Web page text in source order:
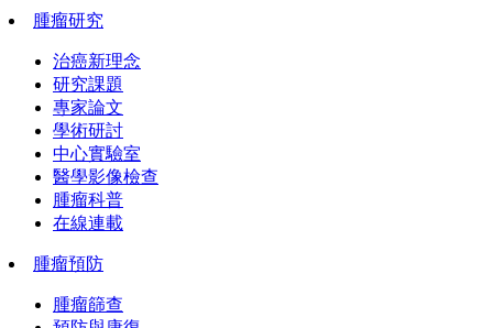
腫瘤研究
治癌新理念
研究課題
專家論文
學術研討
中心實驗室
醫學影像檢查
腫瘤科普
在線連載
腫瘤預防
腫瘤篩查